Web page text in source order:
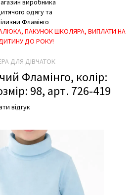
ПАКУНОК ШКОЛЯРА, ВИПЛАТИ НА
ДО РОКУ!
ДЛЯ ДІВЧАТОК
Фламінго, колір:
98, арт. 726-419
відгук